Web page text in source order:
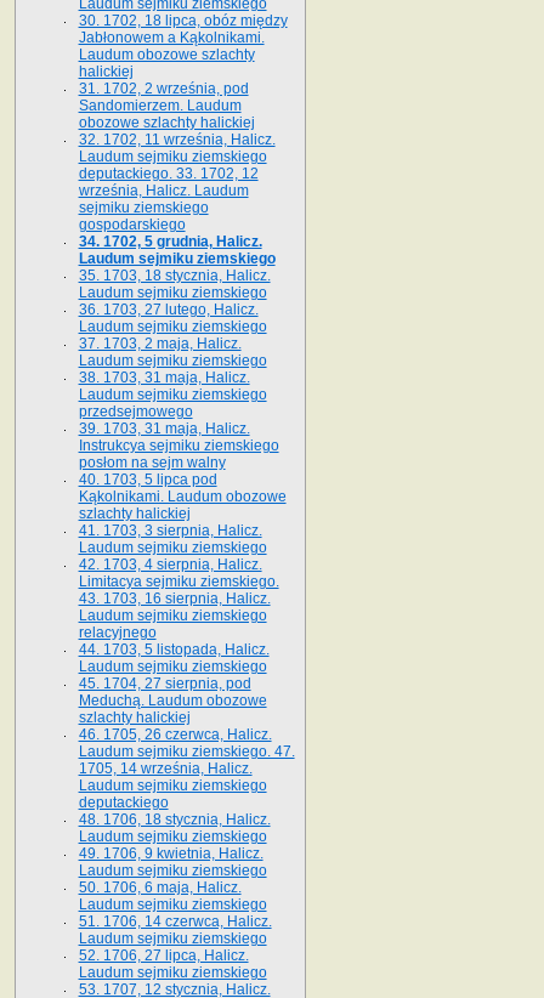
Laudum sejmiku ziemskiego
30. 1702, 18 lipca, obóz między
Jabłonowem a Kąkolnikami.
Laudum obozowe szlachty
halickiej
31. 1702, 2 września, pod
Sandomierzem. Laudum
obozowe szlachty halickiej
32. 1702, 11 września, Halicz.
Laudum sejmiku ziemskiego
deputackiego. 33. 1702, 12
września, Halicz. Laudum
sejmiku ziemskiego
gospodarskiego
34. 1702, 5 grudnia, Halicz.
Laudum sejmiku ziemskiego
35. 1703, 18 stycznia, Halicz.
Laudum sejmiku ziemskiego
36. 1703, 27 lutego, Halicz.
Laudum sejmiku ziemskiego
37. 1703, 2 maja, Halicz.
Laudum sejmiku ziemskiego
38. 1703, 31 maja, Halicz.
Laudum sejmiku ziemskiego
przedsejmowego
39. 1703, 31 maja, Halicz.
Instrukcya sejmiku ziemskiego
posłom na sejm walny
40. 1703, 5 lipca pod
Kąkolnikami. Laudum obozowe
szlachty halickiej
41­. 1703, 3 sierpnia, Halicz.
Laudum sejmiku ziemskiego
42. 1703, 4 sierpnia, Halicz.
Limitacya sejmiku ziemskiego.
43. 1703, 16 sierpnia, Halicz.
Laudum sejmiku ziemskiego
relacyjnego
44. 1703, 5 listopada, Halicz.
Laudum sejmiku ziemskiego
45. 1704, 27 sierpnia, pod
Meduchą. Laudum obozowe
szlachty halickiej
46. 1705, 26 czerwca, Halicz.
Laudum sejmiku ziemskiego. 47.
1705, 14 września, Halicz.
Laudum sejmiku ziemskiego
deputackiego
48. 1706, 18 stycznia, Halicz.
Laudum sejmiku ziemskiego
49. 1706, 9 kwietnia, Halicz.
Laudum sejmiku ziemskiego
50. 1706, 6 maja, Halicz.
Laudum sejmiku ziemskiego
51. 1706, 14 czerwca, Halicz.
Laudum sejmiku ziemskiego
52. 1706, 27 lipca, Halicz.
Laudum sejmiku ziemskiego
53. 1707, 12 stycznia, Halicz.